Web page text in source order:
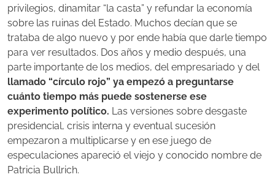
privilegios, dinamitar “la casta” y refundar la economía
sobre las ruinas del Estado. Muchos decían que se
trataba de algo nuevo y por ende había que darle tiempo
para ver resultados. Dos años y medio después, una
parte importante de los medios, del empresariado y del
llamado “círculo rojo” ya empezó a preguntarse
cuánto tiempo más puede sostenerse ese
experimento político. Las versiones sobre desgaste
presidencial, crisis interna y eventual sucesión
empezaron a multiplicarse y en ese juego de
especulaciones apareció el viejo y conocido nombre de
Patricia Bullrich.